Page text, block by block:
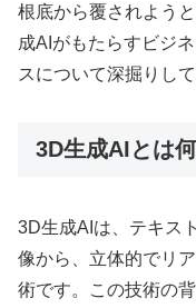
根底から覆されよう
成AIがもたらすビジ
スについて深掘りして
3D生成AIとは
3D生成AIは、テキス
像から、立体的でリ
術です。この技術の